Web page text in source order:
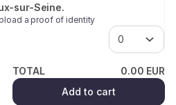
sur-Seine.
a proof of identity
TOTAL 0.00 EUR
Add to cart
(¹) We do our